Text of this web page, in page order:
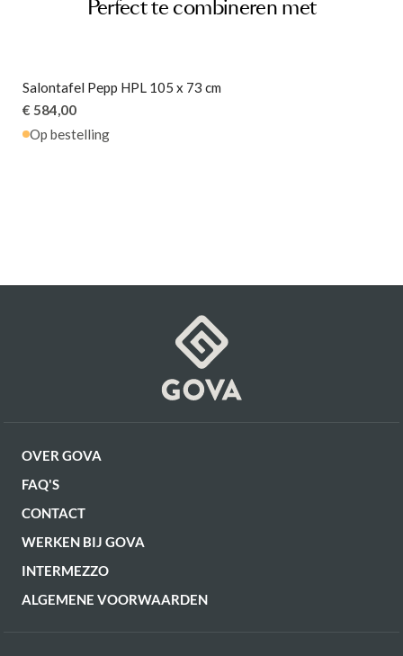
Perfect te combineren met
Salontafel Pepp HPL 105 x 73 cm
€ 584,00
Op bestelling
OVER GOVA
FAQ'S
CONTACT
WERKEN BIJ GOVA
INTERMEZZO
ALGEMENE VOORWAARDEN